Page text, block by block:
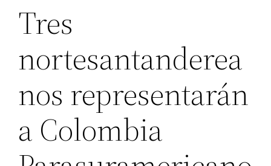
Tres
nortesantanderea
nos representarán
a Colombia